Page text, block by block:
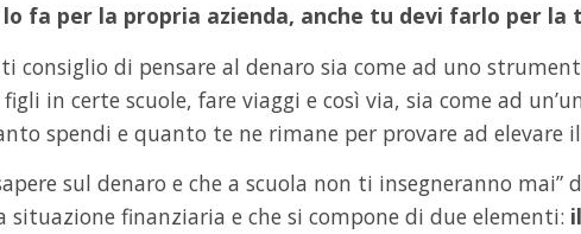
fa per la propria azienda, anche tu devi farlo per
consiglio di pensare al denaro sia come ad uno
in certe scuole, fare viaggi e così via, sia come ad
spendi e quanto te ne rimane per provare ad elevare
sul denaro e che a scuola non ti insegneranno mai”
finanziaria e che si compone di due elementi: